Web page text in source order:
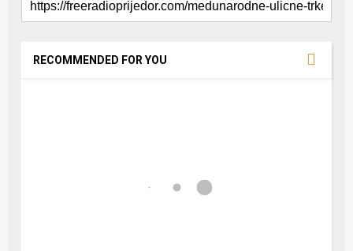
RECOMMENDED FOR YOU